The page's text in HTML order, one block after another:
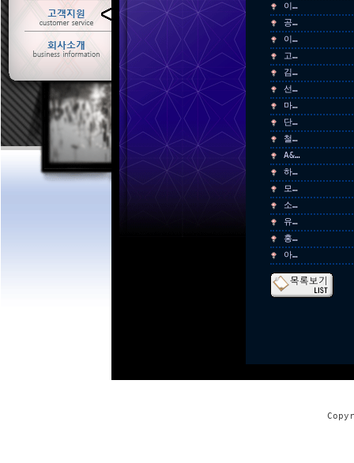
이…
공…
이…
고…
김…
선…
마…
단…
철…
A&…
하…
모…
소…
유…
홍…
아…
ㆍ 공지사항
ㆍ 자주묻는질문
ㆍ 온라인1:1문의
ㆍ 제작신청